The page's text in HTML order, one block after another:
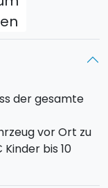
die Urkraft
Uhr
Uhr
der
kannst du
der gesamte
vor Ort zu
bis 10